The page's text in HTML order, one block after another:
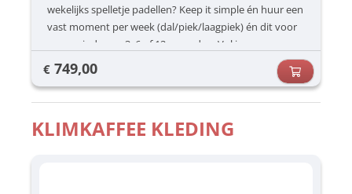
wekelijks spelletje padellen? Keep it simple én huur een
vast moment per week (dal/piek/laagpiek) én dit voor
een periode van 3, 6 of 12 maanden. Vul jouw
voorkeuren in (dag/uur) en dan zorgen wij voor de rest.
€ 749,00
KLIMKAFFEE KLEDING